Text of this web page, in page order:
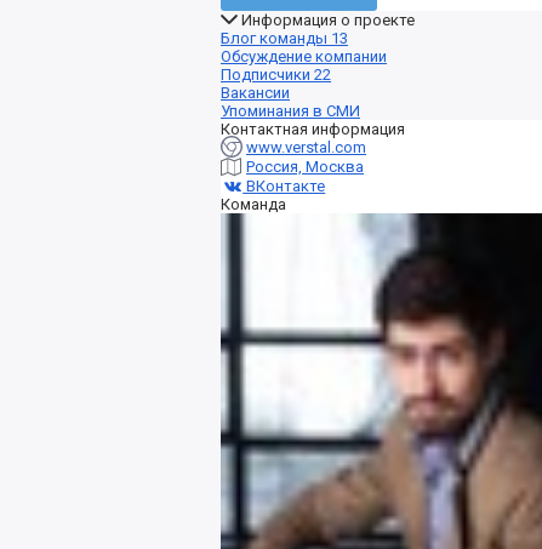
Информация о проекте
Блог команды 13
Обсуждение компании
Подписчики 22
Вакансии
Упоминания в СМИ
Контактная информация
www.verstal.com
Россия, Москва
ВКонтакте
Команда